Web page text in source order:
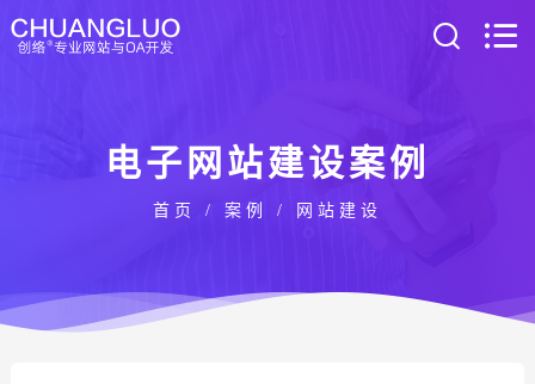
电子网站建设案例
首页 / 案例 / 网站建设